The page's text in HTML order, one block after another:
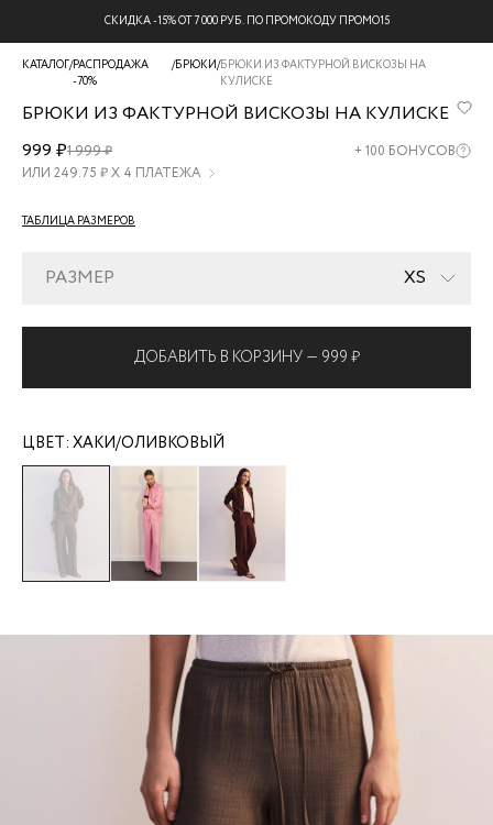
СКИДКА -15% ОТ 7 000 РУБ. ПО ПРОМОКОДУ ПРОМО15
КАТАЛОГ/РАСПРОДАЖА
-70%
/БРЮКИ/БРЮКИ ИЗ ФАКТУРНОЙ ВИСКОЗЫ НА
КУЛИСКЕ
БРЮКИ ИЗ ФАКТУРНОЙ ВИСКОЗЫ НА КУЛИСКЕ
ZR2606012103-
13
999 ₽1 999 ₽ +100 БОНУСОВ
ИЛИ 249.75 ₽ Х 4 ПЛАТЕЖА
ТАБЛИЦА РАЗМЕРОВ
РАЗМЕР XS
ДОБАВИТЬ В КОРЗИНУ — 999 ₽
ЦВЕТ: ХАКИ/ОЛИВКОВЫЙ